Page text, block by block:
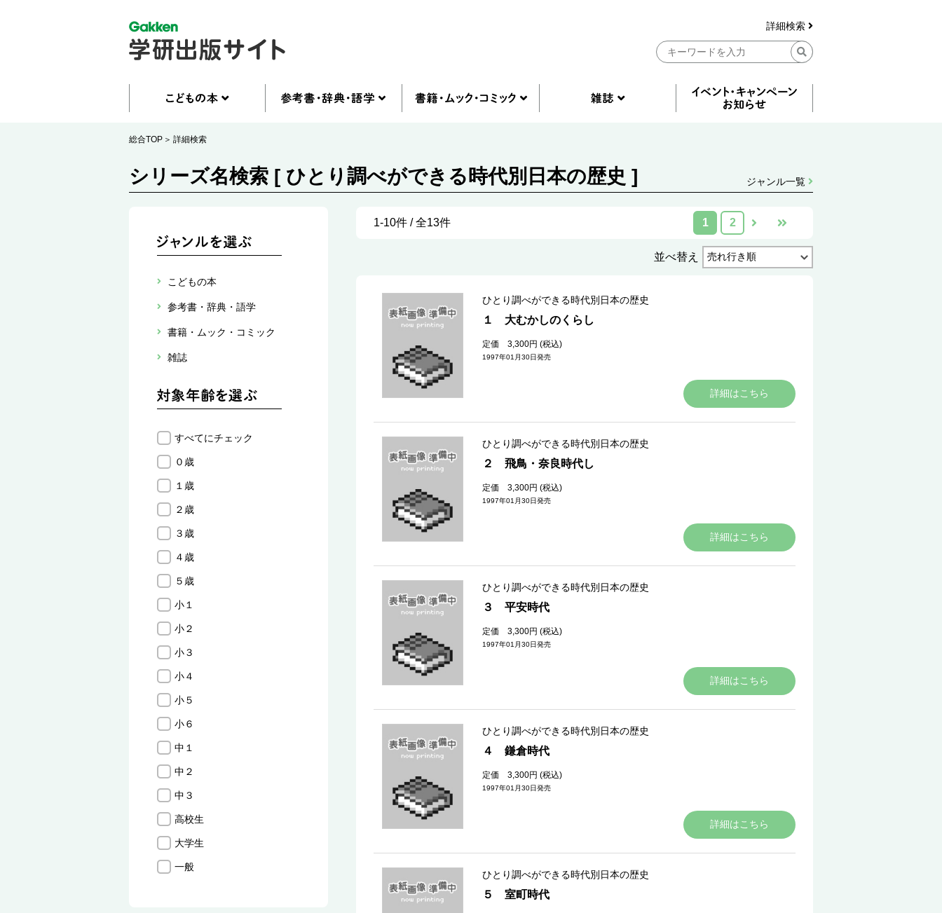
詳細検索
総合TOP 詳細検索
シリーズ名検索 [ ひとり調べができる時代別日本の歴史 ] ジャンル一覧
こどもの本
参考書・辞典・語学
書籍・ムック・コミック
雑誌
すべてにチェック
０歳
１歳
２歳
３歳
４歳
５歳
小１
小２
小３
小４
小５
小６
中１
中２
中３
高校生
大学生
一般
1-10件 / 全13件 1 2
並べ替え
ひとり調べができる時代別日本の歴史
１ 大むかしのくらし
定価 3,300円 (税込)
1997年01月30日発売
詳細はこちら
ひとり調べができる時代別日本の歴史
２ 飛鳥・奈良時代し
定価 3,300円 (税込)
1997年01月30日発売
詳細はこちら
ひとり調べができる時代別日本の歴史
３ 平安時代
定価 3,300円 (税込)
1997年01月30日発売
詳細はこちら
ひとり調べができる時代別日本の歴史
４ 鎌倉時代
定価 3,300円 (税込)
1997年01月30日発売
詳細はこちら
ひとり調べができる時代別日本の歴史
５ 室町時代